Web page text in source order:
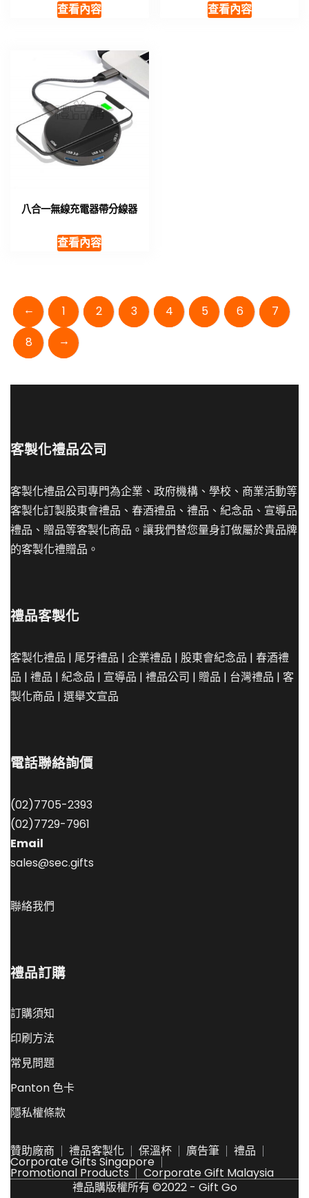
查看內容 查看內容
八合一無線充電器帶分線器
查看內容
← 1 2 3 4 5 6
7
8
→
客製化禮品公司
客製化禮品公司專門為企業、政府機構、學校、商業活動等
客製化訂製股東會禮品、春酒禮品、禮品、紀念品、宣導品
禮品、贈品等客製化商品。讓我們替您量身訂做屬於貴品牌
的客製化禮贈品。
禮品客製化
客製化禮品 | 尾牙禮品 | 企業禮品 | 股東會紀念品 | 春酒禮
品 | 禮品 | 紀念品 | 宣導品 | 禮品公司 | 贈品 | 台灣禮品 | 客
製化商品 | 選舉文宣品
電話聯絡詢價
(02)7705-2393
(02)7729-7961
Email
sales@sec.gifts
聯絡我們
禮品訂購
訂購須知
印刷方法
常見問題
Panton 色卡
隱私權條款
贊助廠商 禮品客製化 保溫杯 廣告筆 禮品
Corporate Gifts Singapore
Promotional Products
Corporate Gift Malaysia
禮品購版權所有 ©2022 - Gift Go